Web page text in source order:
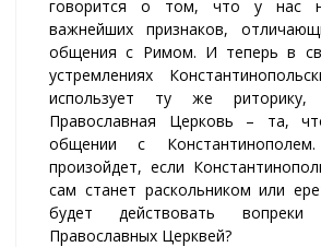
говорится о том, что у нас
важнейших признаков,
общения с Римом. И теперь в
устремлениях
использует ту же риторику,
Православная Церковь – та,
общении с
произойдет, если
сам станет раскольником или
будет действовать
Православных Церквей?